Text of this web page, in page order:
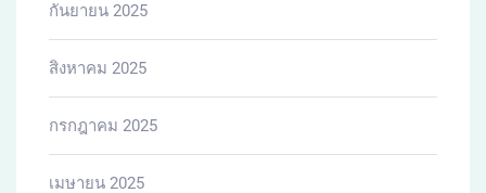
กันยายน 2025
สิงหาคม 2025
กรกฎาคม 2025
เมษายน 2025